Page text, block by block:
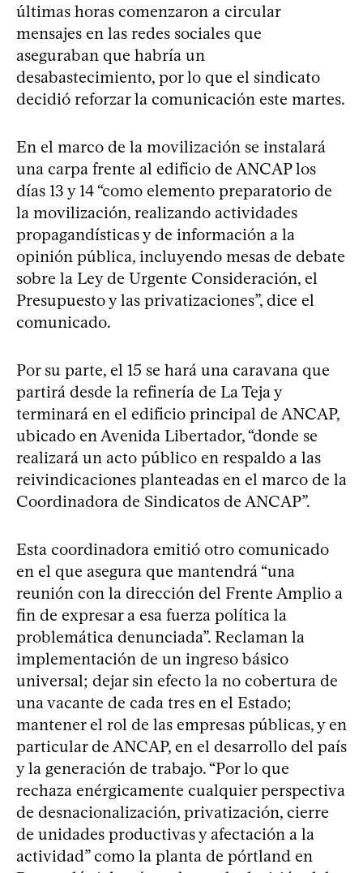
últimas horas comenzaron a circular
mensajes en las redes sociales que
aseguraban que habría un
desabastecimiento, por lo que el sindicato
decidió reforzar la comunicación este martes.
En el marco de la movilización se instalará
una carpa frente al edificio de ANCAP los
días 13 y 14 “como elemento preparatorio de
la movilización, realizando actividades
propagandísticas y de información a la
opinión pública, incluyendo mesas de debate
sobre la Ley de Urgente Consideración, el
Presupuesto y las privatizaciones”, dice el
comunicado.
Por su parte, el 15 se hará una caravana que
partirá desde la refinería de La Teja y
terminará en el edificio principal de ANCAP,
ubicado en Avenida Libertador, “donde se
realizará un acto público en respaldo a las
reivindicaciones planteadas en el marco de la
Coordinadora de Sindicatos de ANCAP”.
Esta coordinadora emitió otro comunicado
en el que asegura que mantendrá “una
reunión con la dirección del Frente Amplio a
fin de expresar a esa fuerza política la
problemática denunciada”. Reclaman la
implementación de un ingreso básico
universal; dejar sin efecto la no cobertura de
una vacante de cada tres en el Estado;
mantener el rol de las empresas públicas, y en
particular de ANCAP, en el desarrollo del país
y la generación de trabajo. “Por lo que
rechaza enérgicamente cualquier perspectiva
de desnacionalización, privatización, cierre
de unidades productivas y afectación a la
actividad” como la planta de pórtland en